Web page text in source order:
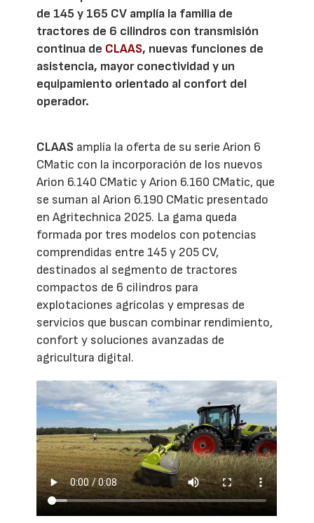
de 145 y 165 CV amplía la familia de
tractores de 6 cilindros con transmisión
continua de CLAAS, nuevas funciones de
asistencia, mayor conectividad y un
equipamiento orientado al confort del
operador.
CLAAS amplía la oferta de su serie Arion 6
CMatic con la incorporación de los nuevos
Arion 6.140 CMatic y Arion 6.160 CMatic, que
se suman al Arion 6.190 CMatic presentado
en Agritechnica 2025. La gama queda
formada por tres modelos con potencias
comprendidas entre 145 y 205 CV,
destinados al segmento de tractores
compactos de 6 cilindros para
explotaciones agrícolas y empresas de
servicios que buscan combinar rendimiento,
confort y soluciones avanzadas de
agricultura digital.